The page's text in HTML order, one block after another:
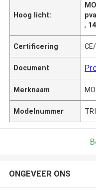
Hoog licht:
,
Certificering
Document
Merknaam
Modelnummer
ONGEVEER ONS